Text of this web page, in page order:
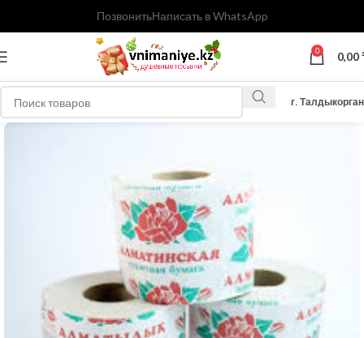
ПозвонитьНаписать в WhatsApp
0 0,00
г. Талдыкорган